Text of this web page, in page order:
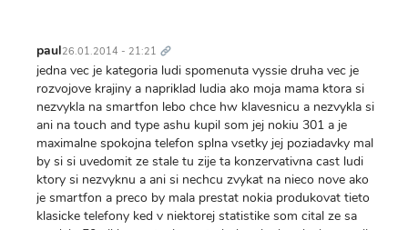
paul26.01.2014 - 21:21 odkaz
jedna vec je kategoria ludi spomenuta vyssie druha vec je
rozvojove krajiny a napriklad ludia ako moja mama ktora si
nezvykla na smartfon lebo chce hw klavesnicu a nezvykla si
ani na touch and type ashu kupil som jej nokiu 301 a je
maximalne spokojna telefon splna vsetky jej poziadavky mal
by si si uvedomit ze stale tu zije ta konzervativna cast ludi
ktory si nezvyknu a ani si nechcu zvykat na nieco nove ako
je smartfon a preco by mala prestat nokia produkovat tieto
klasicke telefony ked v niektorej statistike som cital ze sa